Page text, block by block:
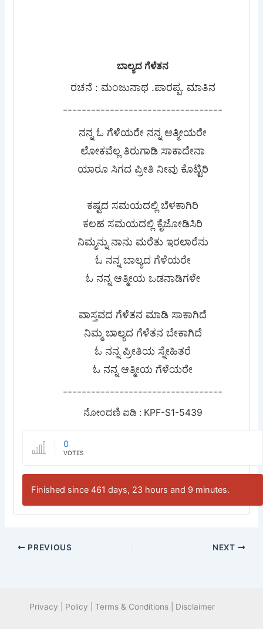
ಬಾಲ್ಯದ ಗೆಳೆತನ
ರಚನೆ : ಮಂಜುನಾಥ .ಪಾರಪ್ಪ. ಮಾತಿನ
----------------------------------
ನನ್ನ ಓ ಗೆಳೆಯರೇ ನನ್ನ ಆತ್ಮೀಯರೇ
ಲೋಕವೆಲ್ಲ ತಿರುಗಾಡಿ ಸಾಕಾದೇನಾ
ಯಾರೂ ಸಿಗದ ಪ್ರೀತಿ ನೀವು ಕೊಟ್ಟಿರಿ
ಕಷ್ಟದ ಸಮಯದಲ್ಲಿ ಬೆಳಕಾಗಿರಿ
ಕಲಹ ಸಮಯದಲ್ಲಿ ಕೈಜೋಡಿಸಿರಿ
ನಿಮ್ಮನ್ನು ನಾನು ಮರೆತು ಇರಲಾರೆನು
ಓ ನನ್ನ ಬಾಲ್ಯದ ಗೆಳೆಯರೇ
ಓ ನನ್ನ ಆತ್ಮೀಯ ಒಡನಾಡಿಗಳೇ
ವಾಸ್ತವದ ಗೆಳೆತನ ಮಾಡಿ ಸಾಕಾಗಿದೆ
ನಿಮ್ಮ ಬಾಲ್ಯದ ಗೆಳೆತನ ಬೇಕಾಗಿದೆ
ಓ ನನ್ನ ಪ್ರೀತಿಯ ಸ್ನೇಹಿತರೆ
ಓ ನನ್ನ ಆತ್ಮೀಯ ಗೆಳೆಯರೇ
----------------------------------
ನೋಂದಣಿ ಐಡಿ : KPF-S1-5439
0
VOTES
Finished since 461 days, 23 hours and 9 minutes.
PREVIOUS NEXT
Privacy | Policy | Terms & Conditions | Disclaimer